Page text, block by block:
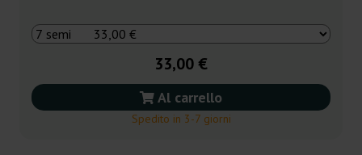
33,00 €
Al carrello
Spedito in 3-7 giorni